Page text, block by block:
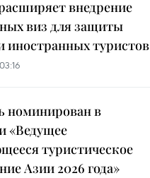
внедрение
виз для защиты
иностранных туристов
номинирован в
«Ведущее
туристическое
Азии 2026 года»